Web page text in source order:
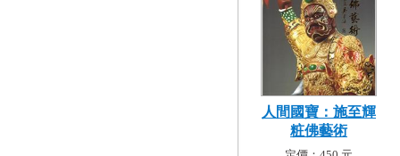
人間國寶：施至輝
粧佛藝術